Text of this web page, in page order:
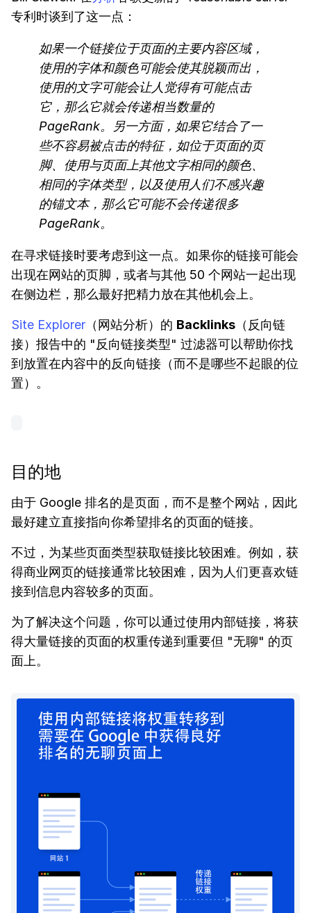
专利时谈到了这一点：
如果一个链接位于页面的主要内容区域，
使用的字体和颜色可能会使其脱颖而出，
使用的文字可能会让人觉得有可能点击
它，那么它就会传递相当数量的
PageRank。另一方面，如果它结合了一
些不容易被点击的特征，如位于页面的页
脚、使用与页面上其他文字相同的颜色、
相同的字体类型，以及使用人们不感兴趣
的锚文本，那么它可能不会传递很多
PageRank。
在寻求链接时要考虑到这一点。如果你的链接可能会
出现在网站的页脚，或者与其他 50 个网站一起出现
在侧边栏，那么最好把精力放在其他机会上。
Site Explorer （网站分析）的 Backlinks （反向链
接）报告中的 "反向链接类型" 过滤器可以帮助你找
到放置在内容中的反向链接（而不是哪些不起眼的位
置）。
目的地
由于 Google 排名的是页面，而不是整个网站，因此
最好建立直接指向你希望排名的页面的链接。
不过，为某些页面类型获取链接比较困难。例如，获
得商业网页的链接通常比较困难，因为人们更喜欢链
接到信息内容较多的页面。
为了解决这个问题，你可以通过使用内部链接，将获
得大量链接的页面的权重传递到重要但 "无聊" 的页
面上。